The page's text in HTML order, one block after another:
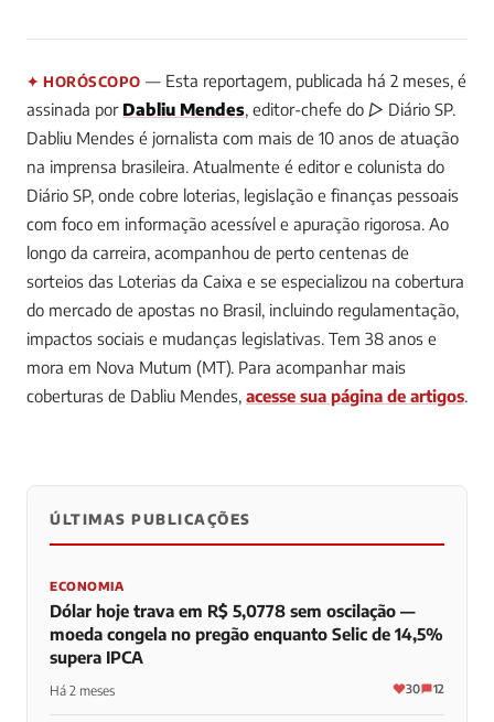
✦ HORÓSCOPO — Esta reportagem, publicada há 2 meses, é
assinada por Dabliu Mendes, editor-chefe do ▷ Diário SP.
Dabliu Mendes é jornalista com mais de 10 anos de atuação
na imprensa brasileira. Atualmente é editor e colunista do
Diário SP, onde cobre loterias, legislação e finanças pessoais
com foco em informação acessível e apuração rigorosa. Ao
longo da carreira, acompanhou de perto centenas de
sorteios das Loterias da Caixa e se especializou na cobertura
do mercado de apostas no Brasil, incluindo regulamentação,
impactos sociais e mudanças legislativas. Tem 38 anos e
mora em Nova Mutum (MT). Para acompanhar mais
coberturas de Dabliu Mendes, acesse sua página de artigos.
0 0 0
ÚLTIMAS PUBLICAÇÕES
ECONOMIA
Dólar hoje trava em R$ 5,0778 sem oscilação —
moeda congela no pregão enquanto Selic de 14,5%
supera IPCA
Há 2 meses 30 12